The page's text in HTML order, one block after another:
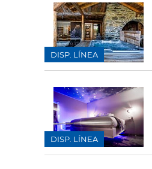
DISP. LÍNEA
DISP. LÍNEA